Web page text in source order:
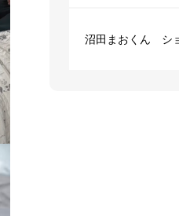
沼田まおくん シ